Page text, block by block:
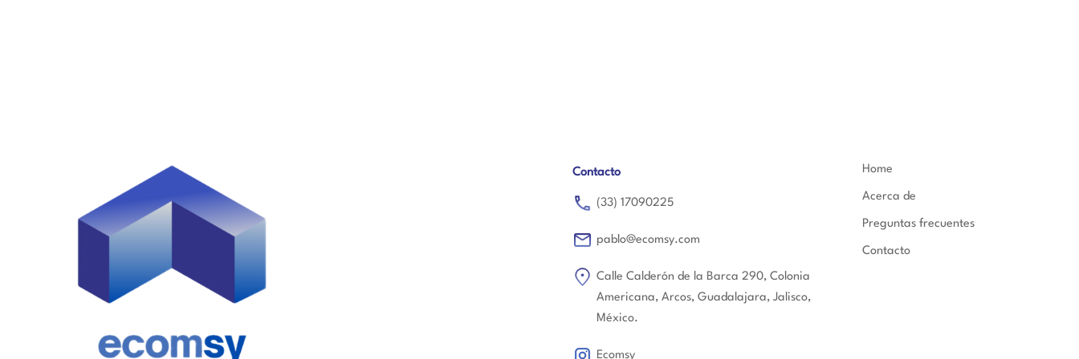
Contacto
(33) 17090225
pablo@ecomsy.com
Calle Calderón de la Barca 290, Colonia
Americana, Arcos, Guadalajara, Jalisco,
México.
Ecomsy
Home
Acerca de
Preguntas frecuentes
Contacto